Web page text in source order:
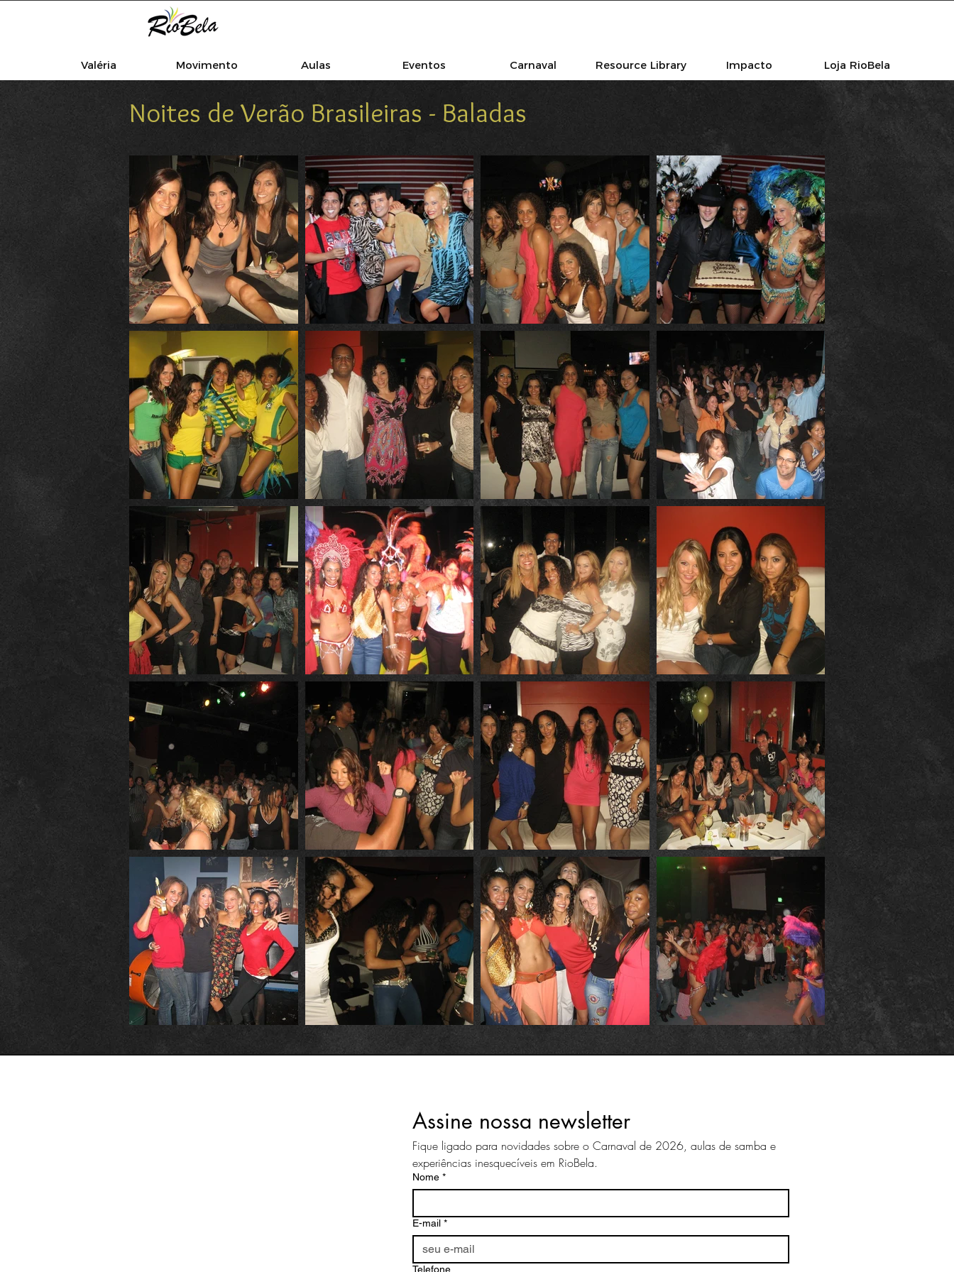
Valéria Movimento Aulas Eventos Carnaval Resource Library Impacto Loja RioBela
Noites de Verão Brasileiras - Baladas
Assine nossa newsletter
Fique ligado para novidades sobre o Carnaval de 2026, aulas de samba e
experiências inesquecíveis em RioBela.
Nome *
E-mail *
Telefone